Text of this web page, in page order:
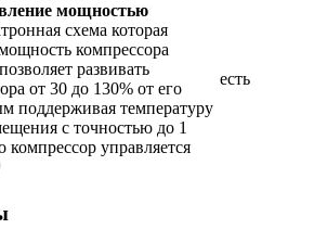
мощностью
схема которая
компрессора
развивать
от 30 до 130% от его
поддерживая температуру
с точностью до 1
компрессор управляется
есть